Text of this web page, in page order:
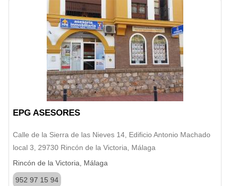
EPG ASESORES
Calle de la Sierra de las Nieves 14, Edificio Antonio Machado
local 3, 29730 Rincón de la Victoria, Málaga
Rincón de la Victoria, Málaga
952 97 15 94